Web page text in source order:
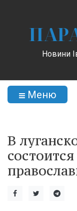
Новини
Меню
В